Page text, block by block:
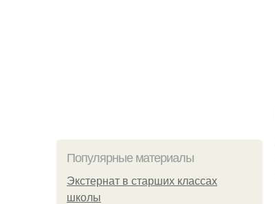
Популярные материалы
Экстернат в старших классах
школы